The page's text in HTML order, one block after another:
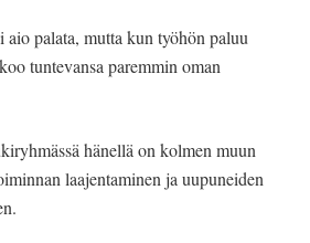
aio palata, mutta kun työhön paluu
tuntevansa paremmin oman
hänellä on kolmen muun
laajentaminen ja uupuneiden